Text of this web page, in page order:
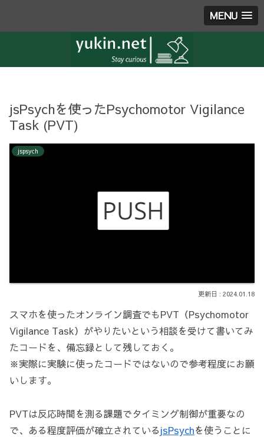
MENU
jsPsychを使ったPsychomotor Vigilance
Task (PVT)
jspsych
2024.01.18
スマホを使ったオンライン調査でもPVT（Psychomotor
Vigilance Task）がやりたいという相談を受けて書いてみ
たコードを、備忘録として残しておく。
※実際に実験に使ったコードではないので参考程度にお願
いします。
PVTは反応時間を測る課題でタイミング制御が重要なの
で、ある程度評価が確立されているjsPsychを使うことに